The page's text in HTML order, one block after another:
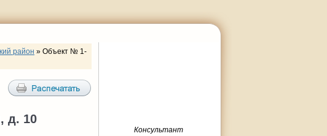
район » Объект № 1-
д. 10
Консультант